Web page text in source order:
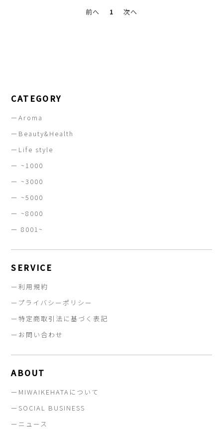
前へ 1 次へ
CATEGORY
ーAroma
ーBeauty&Health
ーLife style
ー ~1000
ー ~3000
ー ~5000
ー ~8000
ー 8001~
SERVICE
ー利用規約
ープライバシーポリシー
ー特定商取引法に基づく表記
ーお問い合わせ
ABOUT
ーMIWAIKEHATAについて
ーSOCIAL BUSINESS
ーニュース